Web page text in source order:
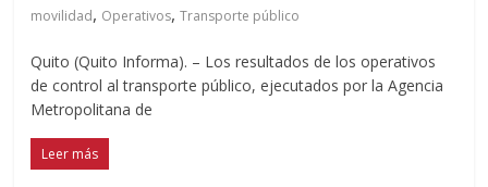
movilidad, Operativos,Transporte público
Quito (Quito Informa). – Los resultados de los operativos
de control al transporte público, ejecutados por la Agencia
Metropolitana de
Leer más